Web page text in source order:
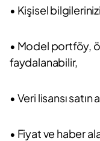
• Kişisel
• Model portföy,
faydalanabilir,
• Veri lisansı satın
• Fiyat ve haber